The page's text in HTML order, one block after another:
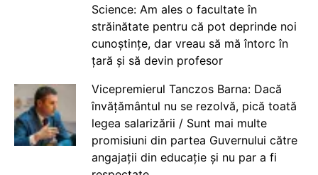
Science: Am ales o facultate în
străinătate pentru că pot deprinde noi
cunoștințe, dar vreau să mă întorc în
țară și să devin profesor
Vicepremierul Tanczos Barna: Dacă
învățământul nu se rezolvă, pică toată
legea salarizării / Sunt mai multe
promisiuni din partea Guvernului către
angajații din educație și nu par a fi